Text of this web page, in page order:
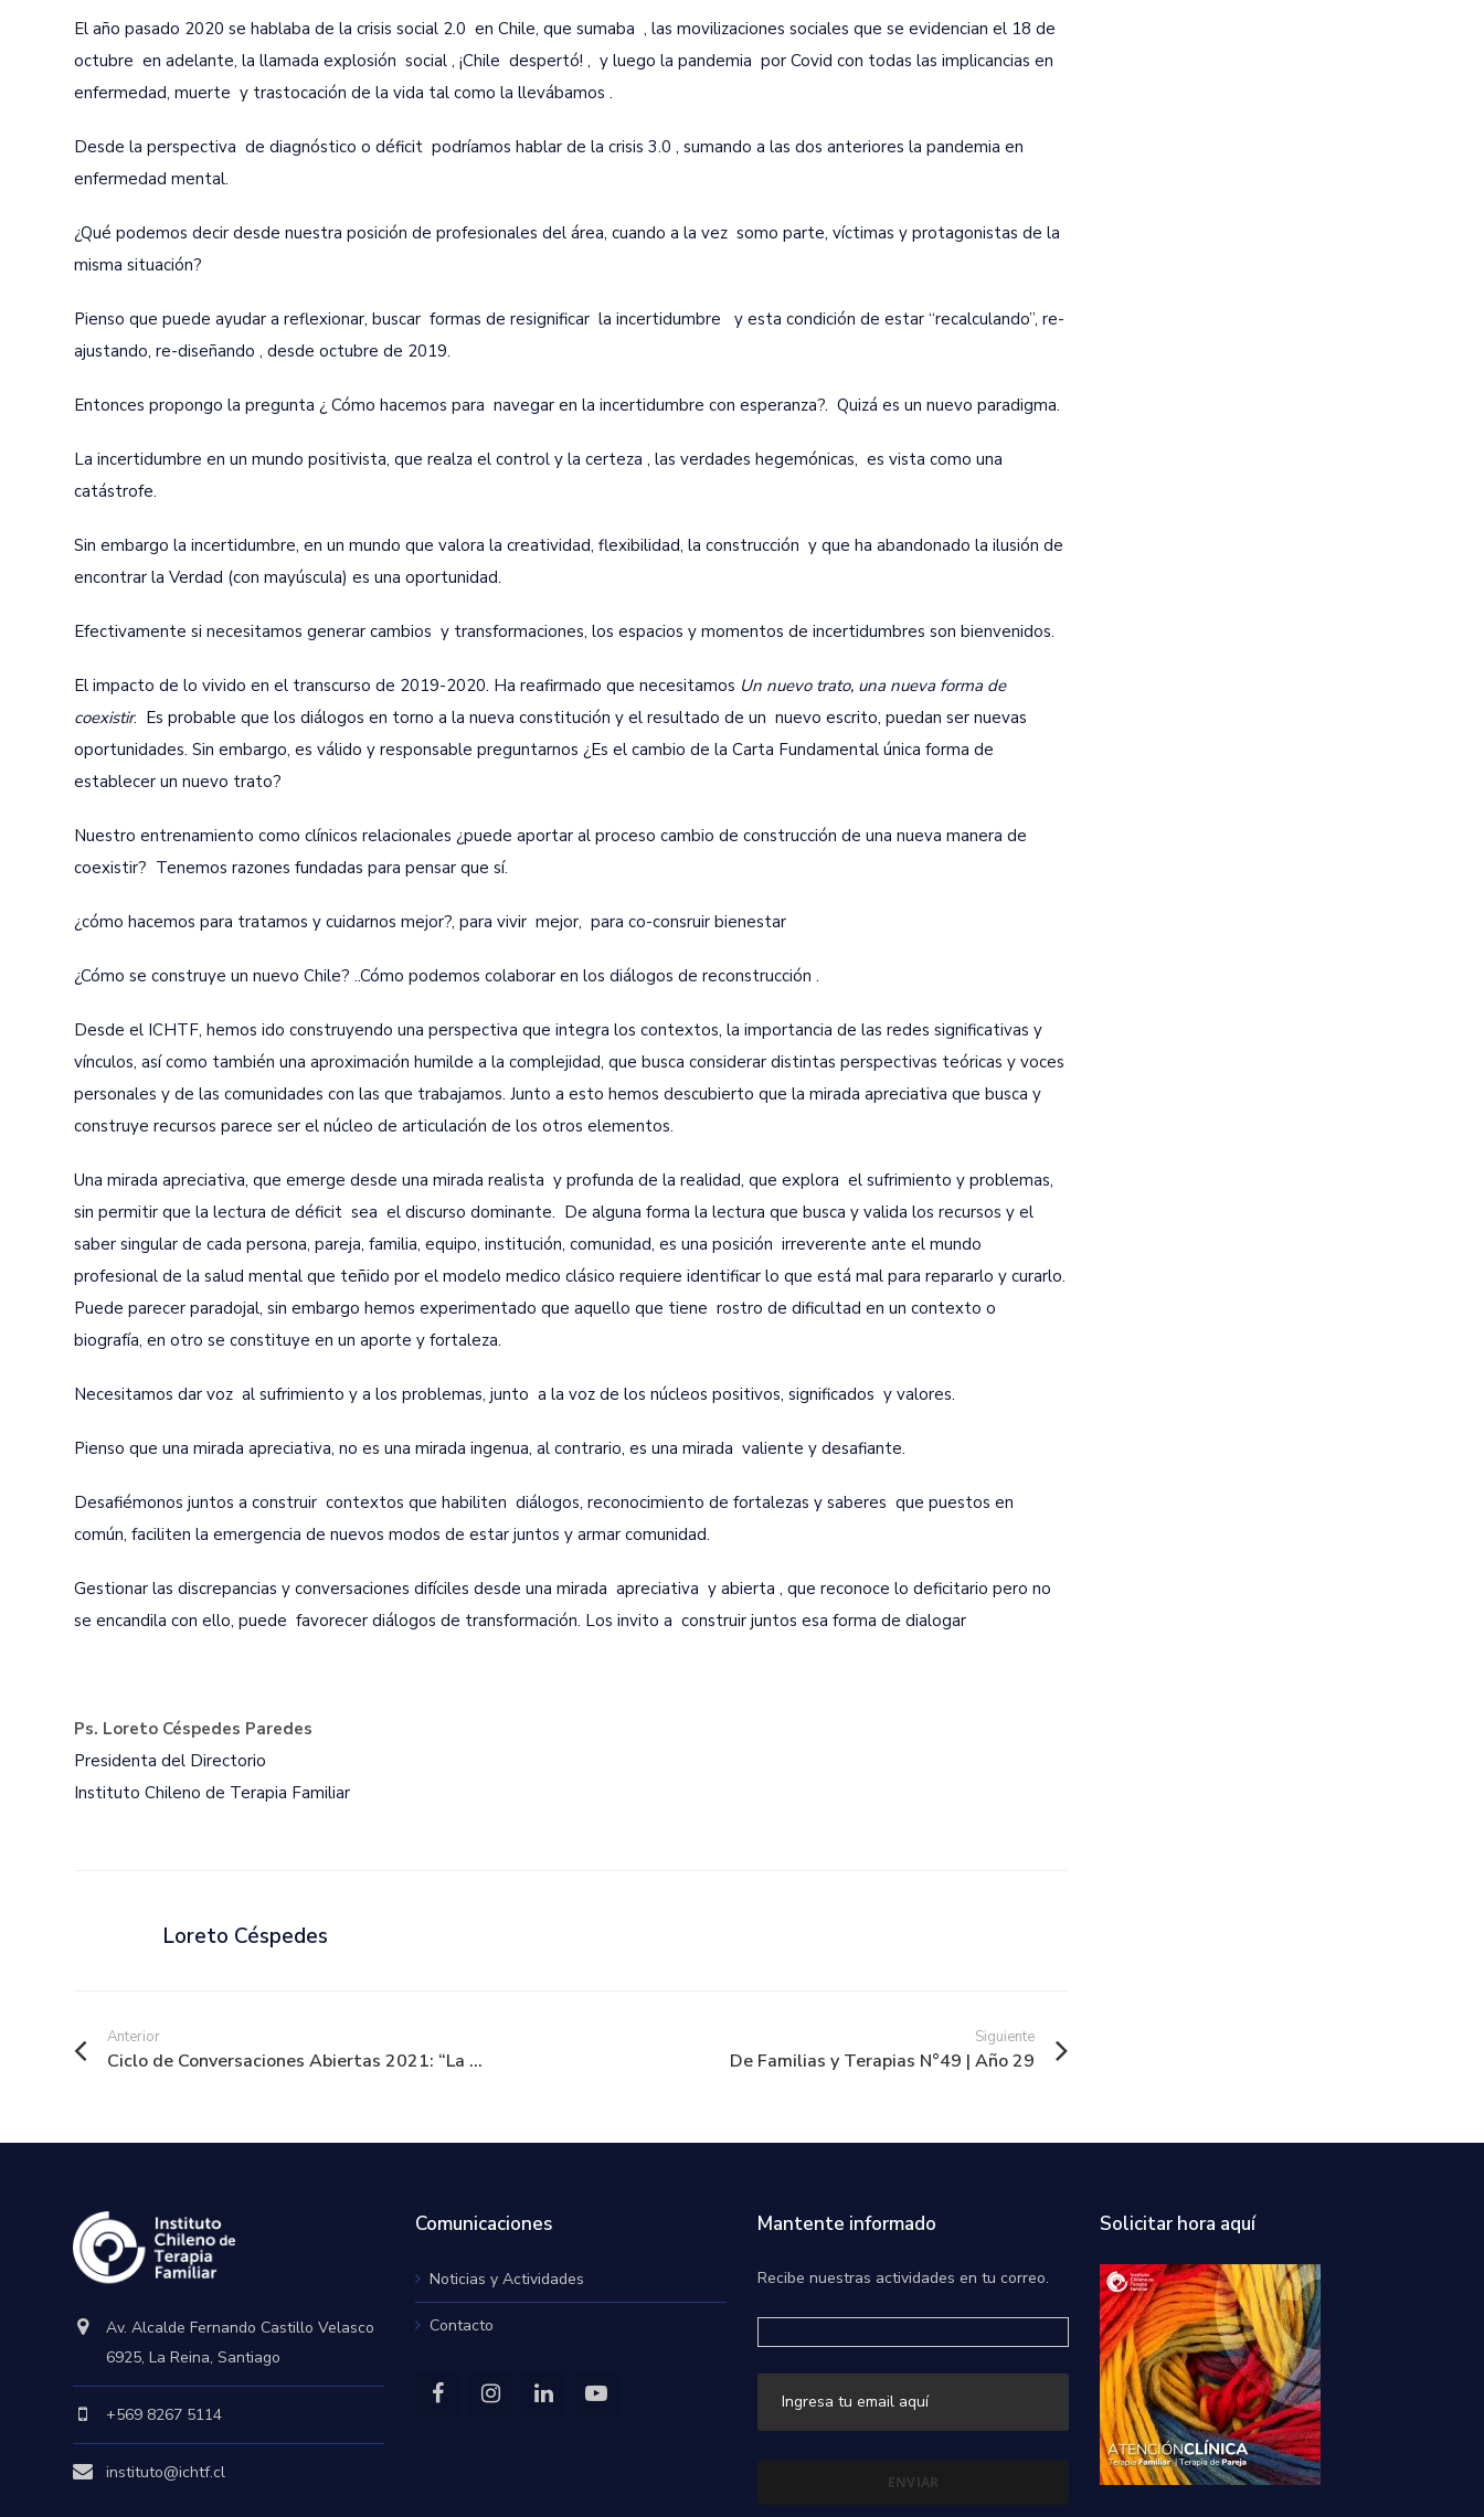
El año pasado 2020 se hablaba de la crisis social 2.0 en Chile, que sumaba , las movilizaciones sociales que se evidencian el 18 de
octubre en adelante, la llamada explosión social , ¡Chile despertó! , y luego la pandemia por Covid con todas las implicancias en
enfermedad, muerte y trastocación de la vida tal como la llevábamos .
Desde la perspectiva de diagnóstico o déficit podríamos hablar de la crisis 3.0 , sumando a las dos anteriores la pandemia en
enfermedad mental.
¿Qué podemos decir desde nuestra posición de profesionales del área, cuando a la vez somo parte, víctimas y protagonistas de la
misma situación?
Pienso que puede ayudar a reflexionar, buscar formas de resignificar la incertidumbre y esta condición de estar “recalculando”, re-
ajustando, re-diseñando , desde octubre de 2019.
Entonces propongo la pregunta ¿ Cómo hacemos para navegar en la incertidumbre con esperanza?. Quizá es un nuevo paradigma.
La incertidumbre en un mundo positivista, que realza el control y la certeza , las verdades hegemónicas, es vista como una
catástrofe.
Sin embargo la incertidumbre, en un mundo que valora la creatividad, flexibilidad, la construcción y que ha abandonado la ilusión de
encontrar la Verdad (con mayúscula) es una oportunidad.
Efectivamente si necesitamos generar cambios y transformaciones, los espacios y momentos de incertidumbres son bienvenidos.
El impacto de lo vivido en el transcurso de 2019-2020. Ha reafirmado que necesitamos Un nuevo trato, una nueva forma de
coexistir. Es probable que los diálogos en torno a la nueva constitución y el resultado de un nuevo escrito, puedan ser nuevas
oportunidades. Sin embargo, es válido y responsable preguntarnos ¿Es el cambio de la Carta Fundamental única forma de
establecer un nuevo trato?
Nuestro entrenamiento como clínicos relacionales ¿puede aportar al proceso cambio de construcción de una nueva manera de
coexistir? Tenemos razones fundadas para pensar que sí.
¿cómo hacemos para tratamos y cuidarnos mejor?, para vivir mejor, para co-consruir bienestar
¿Cómo se construye un nuevo Chile? ..Cómo podemos colaborar en los diálogos de reconstrucción .
Desde el ICHTF, hemos ido construyendo una perspectiva que integra los contextos, la importancia de las redes significativas y
vínculos, así como también una aproximación humilde a la complejidad, que busca considerar distintas perspectivas teóricas y voces
personales y de las comunidades con las que trabajamos. Junto a esto hemos descubierto que la mirada apreciativa que busca y
construye recursos parece ser el núcleo de articulación de los otros elementos.
Una mirada apreciativa, que emerge desde una mirada realista y profunda de la realidad, que explora el sufrimiento y problemas,
sin permitir que la lectura de déficit sea el discurso dominante. De alguna forma la lectura que busca y valida los recursos y el
saber singular de cada persona, pareja, familia, equipo, institución, comunidad, es una posición irreverente ante el mundo
profesional de la salud mental que teñido por el modelo medico clásico requiere identificar lo que está mal para repararlo y curarlo.
Puede parecer paradojal, sin embargo hemos experimentado que aquello que tiene rostro de dificultad en un contexto o
biografía, en otro se constituye en un aporte y fortaleza.
Necesitamos dar voz al sufrimiento y a los problemas, junto a la voz de los núcleos positivos, significados y valores.
Pienso que una mirada apreciativa, no es una mirada ingenua, al contrario, es una mirada valiente y desafiante.
Desafiémonos juntos a construir contextos que habiliten diálogos, reconocimiento de fortalezas y saberes que puestos en
común, faciliten la emergencia de nuevos modos de estar juntos y armar comunidad.
Gestionar las discrepancias y conversaciones difíciles desde una mirada apreciativa y abierta , que reconoce lo deficitario pero no
se encandila con ello, puede favorecer diálogos de transformación. Los invito a construir juntos esa forma de dialogar
Ps. Loreto Céspedes Paredes
Presidenta del Directorio
Instituto Chileno de Terapia Familiar
Loreto Céspedes
Anterior
Ciclo de Conversaciones Abiertas 2021: “La ...
Siguiente
De Familias y Terapias N°49 | Año 29
Av. Alcalde Fernando Castillo Velasco
6925, La Reina, Santiago
+569 8267 5114
instituto@ichtf.cl
Comunicaciones
Noticias y Actividades
Contacto
Mantente informado
Recibe nuestras actividades en tu correo.
Solicitar hora aquí